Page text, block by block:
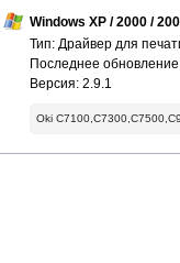
Windows XP / 2000 /
Тип: Драйвер для
Последнее
Версия: 2.9.1
Oki